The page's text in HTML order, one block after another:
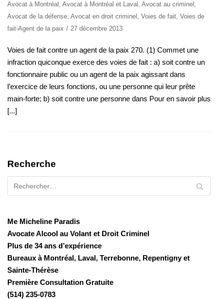
Avocat à Montréal , Avocat à Montréal et Laval , Avocat au criminel ,
Avocat de la défense, Avocat en droit criminel , Voies de fait, Voies de
fait-Agent de la paix
27 décembre 2013
Voies de fait contre un agent de la paix 270. (1) Commet une
infraction quiconque exerce des voies de fait : a) soit contre un
fonctionnaire public ou un agent de la paix agissant dans
l’exercice de leurs fonctions, ou une personne qui leur prête
main-forte; b) soit contre une personne dans Pour en savoir plus
[...]
Recherche
Me Micheline Paradis
Avocate Alcool au Volant et Droit Criminel
Plus de 34 ans d’expérience
Bureaux à Montréal, Laval, Terrebonne, Repentigny et
Sainte-Thérèse
Première Consultation Gratuite
(514) 235-0783